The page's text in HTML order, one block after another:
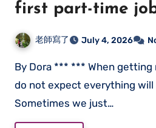
first part-time
老師寫了 July 4, 2026
By Dora *** *** When getting my first part-time job, I
do not expect everything
Sometimes we just…